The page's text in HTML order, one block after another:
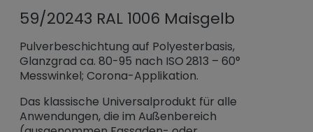
59/20243 RAL 1006 Maisgelb
Pulverbeschichtung auf Polyesterbasis,
Glanzgrad ca. 80-95 nach ISO 2813 – 60°
Messwinkel; Corona-Applikation.
Das klassische Universalprodukt für alle
Anwendungen, die im Außenbereich